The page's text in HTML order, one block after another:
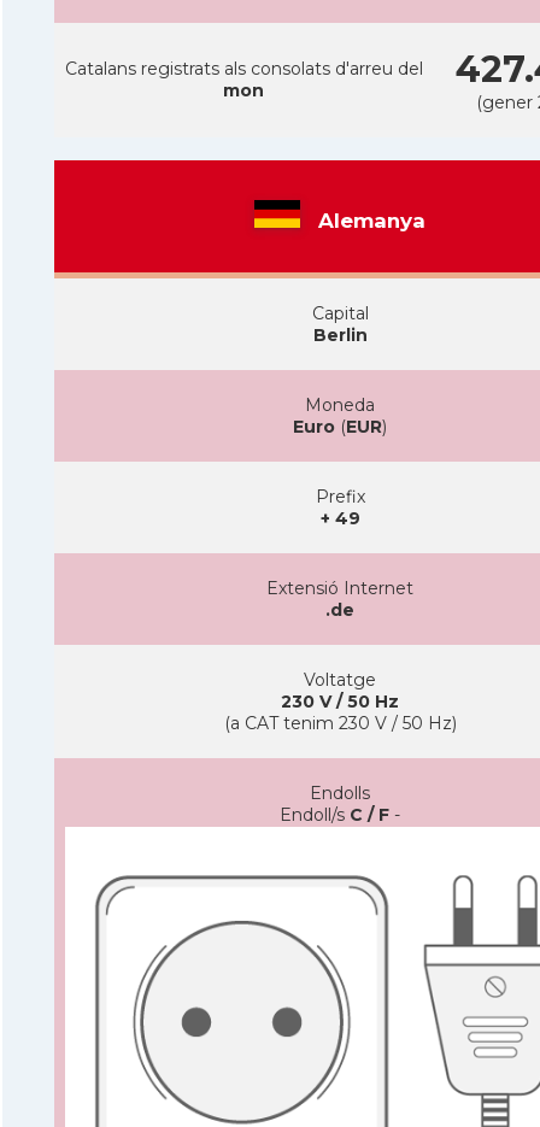
Catalans registrats als consolats d'arreu del
mon
(gener
Alemanya
Capital
Berlin
Moneda
Euro (EUR)
Prefix
+ 49
Extensió Internet
.de
Voltatge
230 V / 50 Hz
(a CAT tenim 230 V / 50 Hz)
Endolls
Endoll/s C / F -